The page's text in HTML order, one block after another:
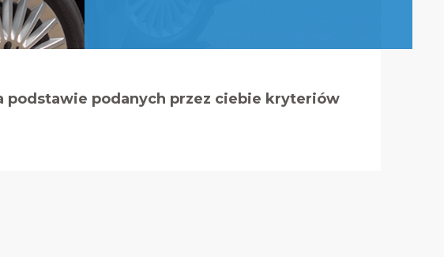
podstawie podanych przez ciebie kryteriów